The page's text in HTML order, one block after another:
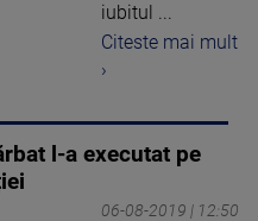
iubitul ...
Citeste mai mult
›
l-a executat pe
06-08-2019 | 12:50